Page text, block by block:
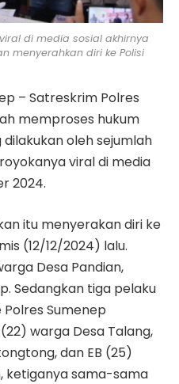
di media sosial akhirnya
menyerahkan diri ke Polisi
– Satreskrim Polres
memproses hukum
oleh sejumlah
viral di media
2024.
itu menyerakan diri ke
(12/12/2024) lalu.
Desa Pandian,
Sedangkan tiga pelaku
Sumenep
warga Desa Talang,
dan EB (25)
ketiganya sama-sama